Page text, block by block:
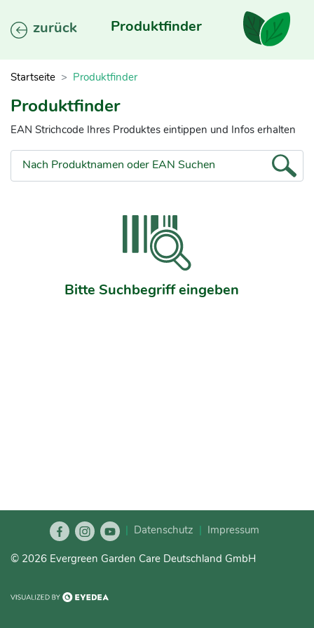
zurück Produktfinder
Startseite Produktfinder
Produktfinder
EAN Strichcode Ihres Produktes eintippen und Infos erhalten
Nach Produktnamen oder EAN Suchen
Bitte Suchbegriff eingeben
Datenschutz Impressum
© 2026 Evergreen Garden Care Deutschland GmbH